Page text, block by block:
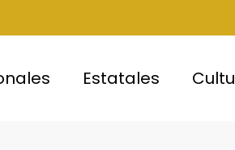
Estatales